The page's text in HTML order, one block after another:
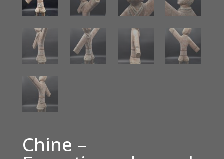
Chine –